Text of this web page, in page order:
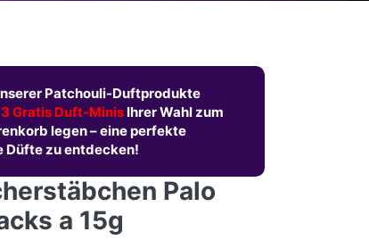
Patchouli-Duftprodukte
3 Gratis Duft-Minis Ihrer Wahl zum
legen – eine perfekte
Düfte zu entdecken!
Palo
a 15g